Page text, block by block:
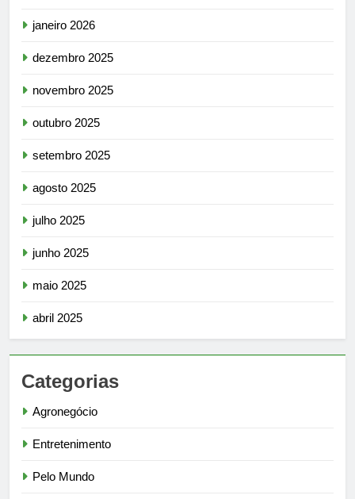
janeiro 2026
dezembro 2025
novembro 2025
outubro 2025
setembro 2025
agosto 2025
julho 2025
junho 2025
maio 2025
abril 2025
Categorias
Agronegócio
Entretenimento
Pelo Mundo